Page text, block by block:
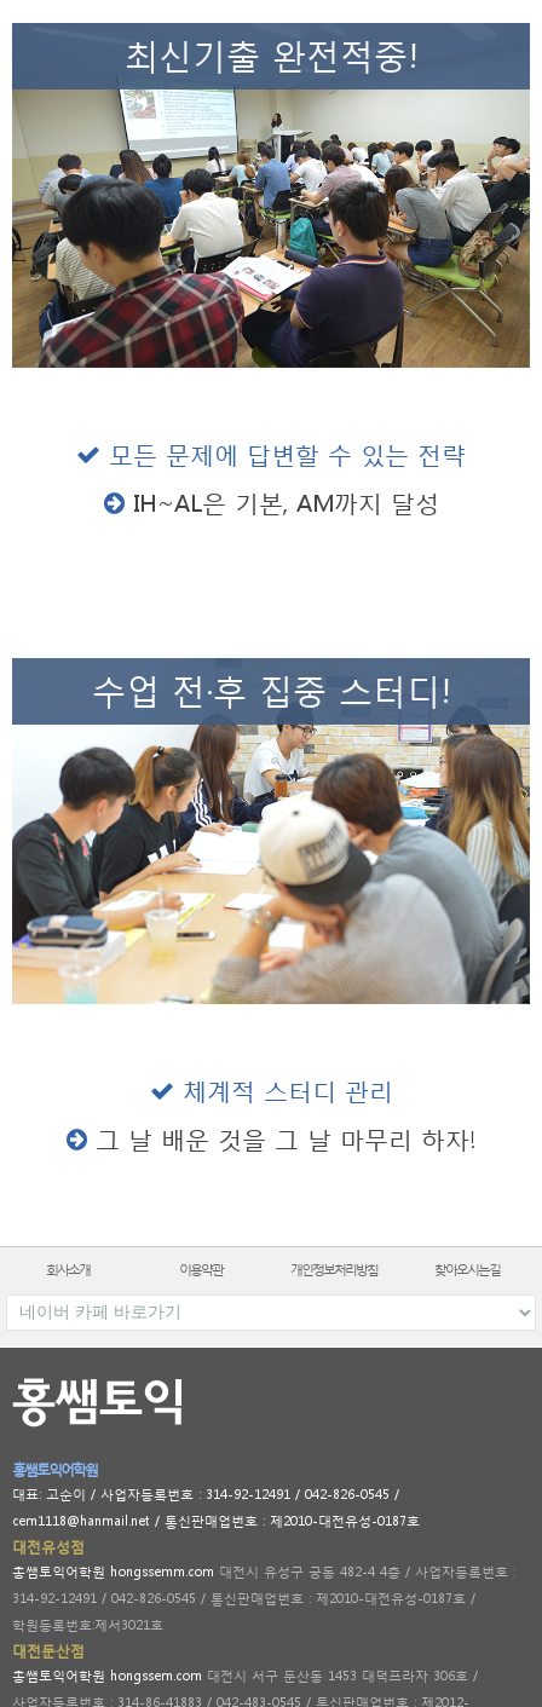
최신기출 완전적중!
모든 문제에 답변할 수 있는 전략
IH~AL은 기본, AM까지 달성
수업 전·후 집중 스터디!
체계적 스터디 관리
그 날 배운 것을 그 날 마무리 하자!
회사소개 이용약관 개인정보처리방침 찾아오시는길
홍쌤토익어학원
대표: 고순이 / 사업자등록번호 : 314-92-12491 / 042-826-0545 /
cem1118@hanmail.net / 통신판매업번호 : 제2010-대전유성-0187호
대전유성점
홍쌤토익어학원 hongssemm.com 대전시 유성구 궁동 482-4 4층 / 사업자등록번호 :
314-92-12491 / 042-826-0545 / 통신판매업번호 : 제2010-대전유성-0187호 /
학원등록번호:제서3021호
대전둔산점
홍쌤토익어학원 hongssem.com 대전시 서구 둔산동 1453 대덕프라자 306호 /
사업자등록번호 : 314-86-41883 / 042-483-0545 / 통신판매업번호 : 제2012-